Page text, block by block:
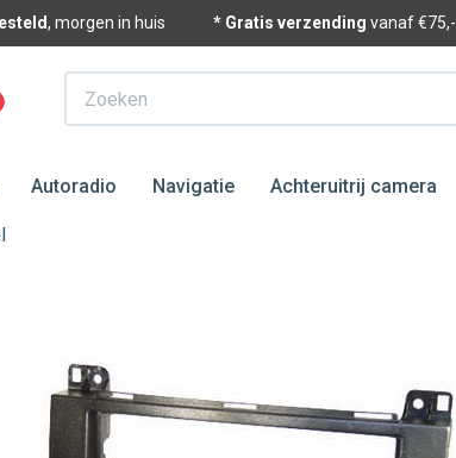
, morgen in huis * Gratis verzending vanaf €75,-
Zoeken
Autoradio Navigatie Achteruitrij camera